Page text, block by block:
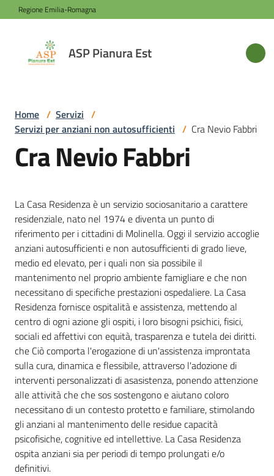
Vai al contenuto
Vai alla navigazione
Vai al footer
Regione Emilia-Romagna
ASP Pianura Est
ASP
Pianura
Azienda
Servizi
Sede
e
contatti
Sostenere
l'ASP
Home / Servizi /
Servizi per anziani non autosufficienti / Cra Nevio Fabbri
Cra Nevio Fabbri
La Casa Residenza è un servizio sociosanitario a carattere
residenziale, nato nel 1974 e diventa un punto di
riferimento per i cittadini di Molinella. Oggi il servizio accoglie
anziani autosufficienti e non autosufficienti di grado lieve,
medio ed elevato, per i quali non sia possibile il
mantenimento nel proprio ambiente famigliare e che non
necessitano di specifiche prestazioni ospedaliere. La Casa
Residenza fornisce ospitalità e assistenza, mettendo al
centro di ogni azione gli ospiti, i loro bisogni psichici, fisici,
sociali ed affettivi con equità, trasparenza e tutela dei diritti.
che Ciò comporta l'erogazione di un'assistenza improntata
sulla cura, dinamica e flessibile, attraverso l'adozione di
interventi personalizzati di asasistenza, ponendo attenzione
alle attività che che sos sostengono e aiutano coloro
necessitano di un contesto protetto e familiare, stimolando
gli anziani al mantenimento delle residue capacità
psicofisiche, cognitive ed intellettive. La Casa Residenza
ospita anziani sia per periodi di tempo prolungati e/o
definitivi.